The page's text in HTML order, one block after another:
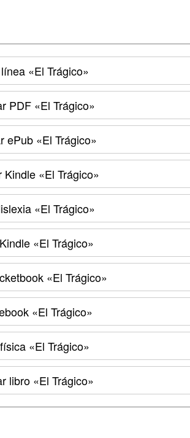
«El Trágico»
PDF«El Trágico»
ePub«El Trágico»
Kindle«El Trágico»
«El Trágico»
«El Trágico»
«El Trágico»
«El Trágico»
«El Trágico»
libro «El Trágico»